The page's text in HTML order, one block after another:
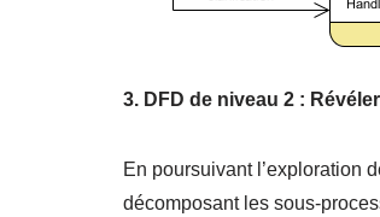
3. DFD de niveau 2 :
En poursuivant l’exploration
décomposant les sous-